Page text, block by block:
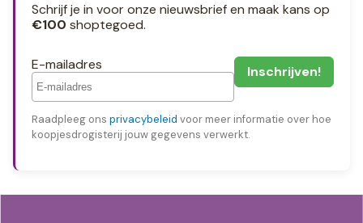
Schrijf je in voor onze nieuwsbrief en maak kans op
€100 shoptegoed.
E-mailadres
Raadpleeg ons privacybeleid voor meer informatie over hoe
koopjesdrogisterij jouw gegevens verwerkt.